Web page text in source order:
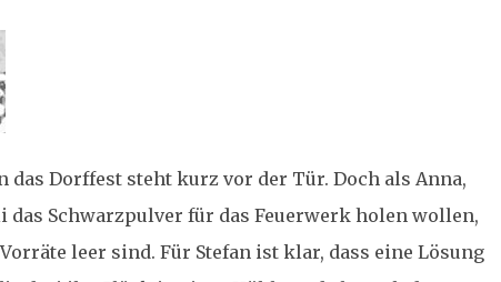
das Dorffest steht kurz vor der Tür. Doch als Anna,
das Schwarzpulver für das Feuerwerk holen wollen,
leer sind. Für Stefan ist klar, dass eine Lösung